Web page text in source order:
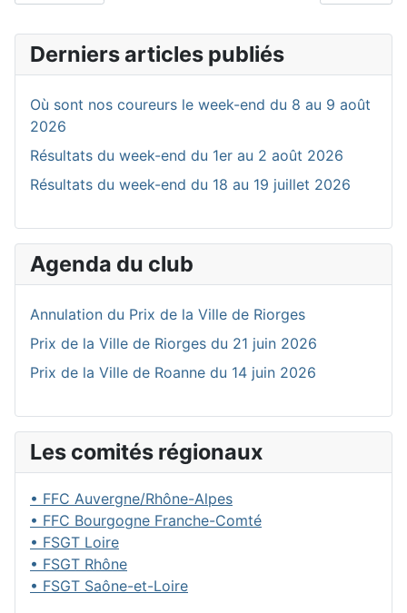
Derniers articles publiés
Où sont nos coureurs le week-end du 8 au 9 août
2026
Résultats du week-end du 1er au 2 août 2026
Résultats du week-end du 18 au 19 juillet 2026
Agenda du club
Annulation du Prix de la Ville de Riorges
Prix de la Ville de Riorges du 21 juin 2026
Prix de la Ville de Roanne du 14 juin 2026
Les comités régionaux
• FFC Auvergne/Rhône-Alpes
• FFC Bourgogne Franche-Comté
• FSGT Loire
• FSGT Rhône
• FSGT Saône-et-Loire